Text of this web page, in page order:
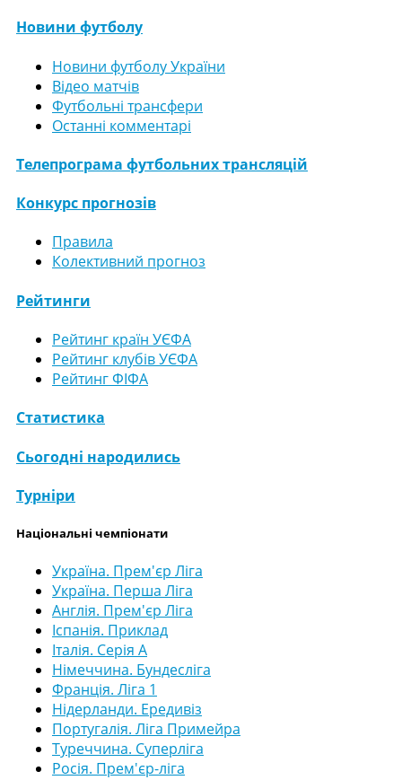
Новини футболу
Новини футболу України
Відео матчів
Футбольні трансфери
Останні комментарі
Телепрограма футбольних трансляцій
Конкурс прогнозів
Правила
Колективний прогноз
Рейтинги
Рейтинг країн УЄФА
Рейтинг клубів УЄФА
Рейтинг ФІФА
Статистика
Сьогодні народились
Турніри
Національні чемпіонати
Україна. Прем'єр Ліга
Україна. Перша Ліга
Англія. Прем'єр Ліга
Іспанія. Приклад
Італія. Серія А
Німеччина. Бундесліга
Франція. Ліга 1
Нідерланди. Ередивіз
Португалія. Ліга Примейра
Туреччина. Суперліга
Росія. Прем'єр-ліга